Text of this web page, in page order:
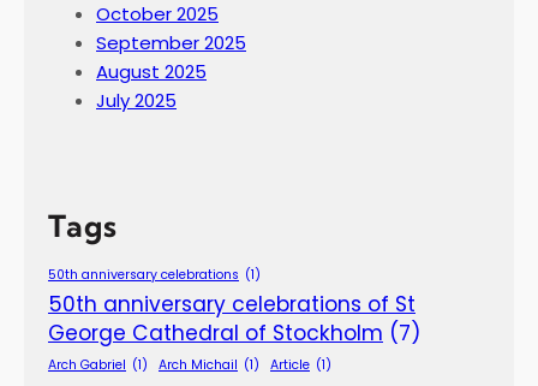
October 2025
September 2025
August 2025
July 2025
Tags
50th anniversary celebrations (1)
50th anniversary celebrations of St
George Cathedral of Stockholm (7)
Arch Gabriel (1) Arch Michail (1) Article (1)